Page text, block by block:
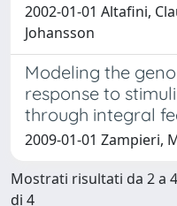
2002-01-01 Altafini,
Johansson
Modeling the
response to
through integral
2009-01-01 Zampieri,
Mostrati risultati da 2 a 4
di 4